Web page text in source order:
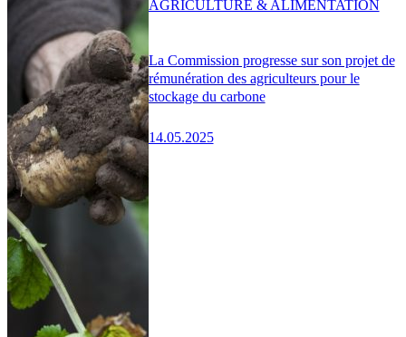
La Commission progresse sur son projet de
rémunération des agriculteurs pour le
stockage du carbone
14.05.2025
AGRICULTURE & ALIMENTATION